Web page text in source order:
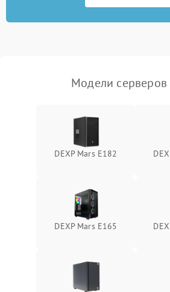
Модели серверов
DEXP Mars E182
DEXP Mars E165